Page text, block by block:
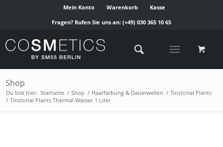
Mein Konto Warenkorb
Kasse
Fragen? Rufen Sie uns an: (+49) 030 365 10 65
Shop
Du bist hier: Startseite / Shop / Haarfärbung & Dauerwellen / Tinctorial Plants
/ Tinctorial Plants Thermal Wasser 1 Liter